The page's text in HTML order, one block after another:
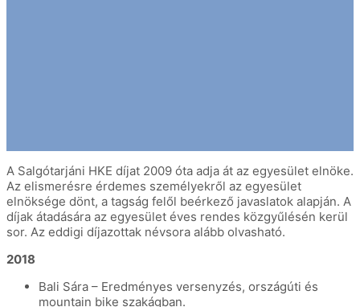
A Salgótarjáni HKE díjat 2009 óta adja át az egyesület elnöke.
Az elismerésre érdemes személyekről az egyesület
elnöksége dönt, a tagság felől beérkező javaslatok alapján. A
díjak átadására az egyesület éves rendes közgyűlésén kerül
sor. Az eddigi díjazottak névsora alább olvasható.
2018
Bali Sára – Eredményes versenyzés, országúti és
mountain bike szakágban.